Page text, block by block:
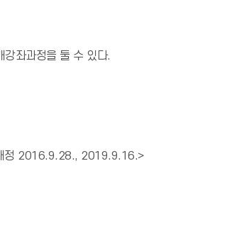
강좌과정을 둘 수 있다.
정 2016.9.28., 2019.9.16.>